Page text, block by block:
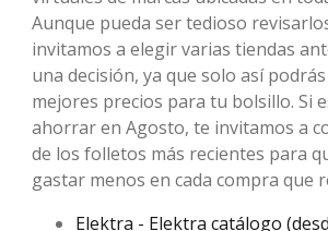
Aunque pueda ser tedioso
invitamos a elegir varias tiendas
una decisión, ya que solo así
mejores precios para tu bolsillo. Si
ahorrar en Agosto, te invitamos a
de los folletos más recientes para
gastar menos en cada compra que
Elektra - Elektra catálogo